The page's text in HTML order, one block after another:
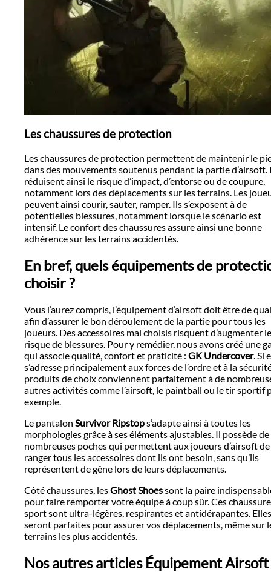
Les chaussures de protection
Les chaussures de protection permettent de maintenir le
dans des mouvements soutenus pendant la partie d’airsoft.
réduisent ainsi le risque d’impact, d’entorse ou de coupure,
notamment lors des déplacements sur les terrains. Les
peuvent ainsi courir, sauter, ramper. Ils s’exposent à de
potentielles blessures, notamment lorsque le scénario est
intensif. Le confort des chaussures assure ainsi une bonne
adhérence sur les terrains accidentés.
En bref, quels équipements de
choisir ?
Vous l’aurez compris, l’équipement d’airsoft doit être de
afin d’assurer le bon déroulement de la partie pour tous les
joueurs. Des accessoires mal choisis risquent d’augmenter le
risque de blessures. Pour y remédier, nous avons créé une
qui associe qualité, confort et praticité : GK Undercover. Si
s’adresse principalement aux forces de l’ordre et à la
produits de choix conviennent parfaitement à de
autres activités comme l’airsoft, le paintball ou le tir sportif
exemple.
Le pantalon Survivor Ripstops’adapte ainsi à toutes les
morphologies grâce à ses éléments ajustables. Il possède de
nombreuses poches qui permettent aux joueurs d’airsoft de
ranger tous les accessoires dont ils ont besoin, sans qu’ils
représentent de gêne lors de leurs déplacements.
Côté chaussures, lesGhost Shoessont la paire
pour faire remporter votre équipe à coup sûr. Ces
sport sont ultra-légères, respirantes et antidérapantes. Elles
seront parfaites pour assurer vos déplacements, même sur
terrains les plus accidentés.
Nos autres articles Équipement Airsoft